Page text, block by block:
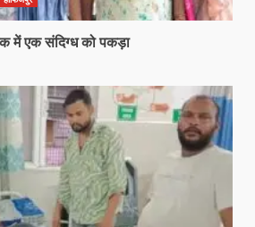
में एक संदिग्ध को पकड़ा